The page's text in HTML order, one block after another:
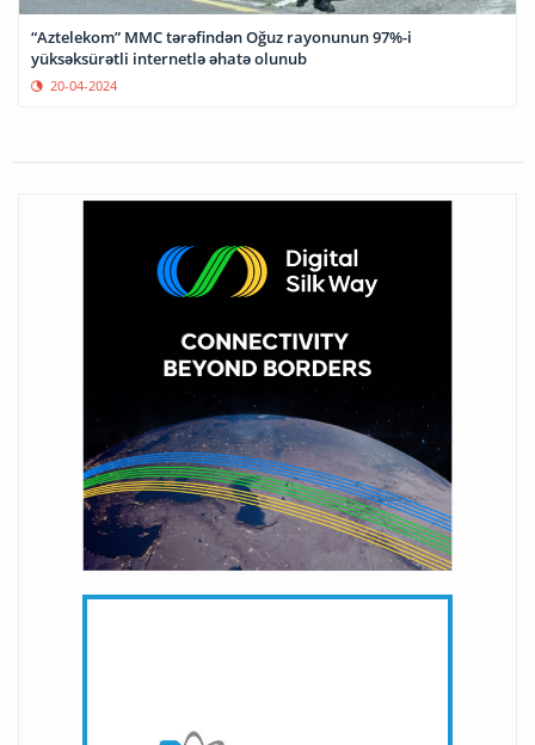
“Aztelekom” MMC tərəfindən Oğuz rayonunun 97%-i
yüksəksürətli internetlə əhatə olunub
20-04-2024